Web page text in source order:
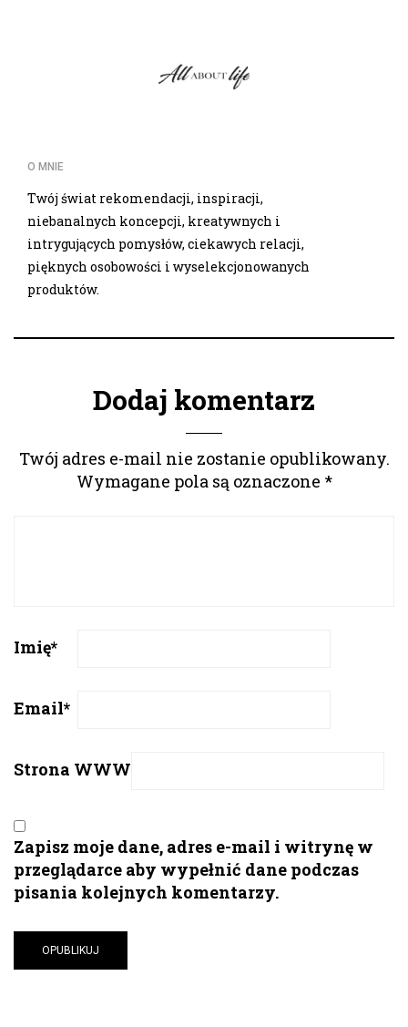
O MNIE
Twój świat rekomendacji, inspiracji,
niebanalnych koncepcji, kreatywnych i
intrygujących pomysłów, ciekawych relacji,
pięknych osobowości i wyselekcjonowanych
produktów.
Dodaj komentarz
Twój adres e-mail nie zostanie opublikowany.
Wymagane pola są oznaczone *
Imię*
Email*
Strona WWW
Zapisz moje dane, adres e-mail i witrynę w
przeglądarce aby wypełnić dane podczas
pisania kolejnych komentarzy.